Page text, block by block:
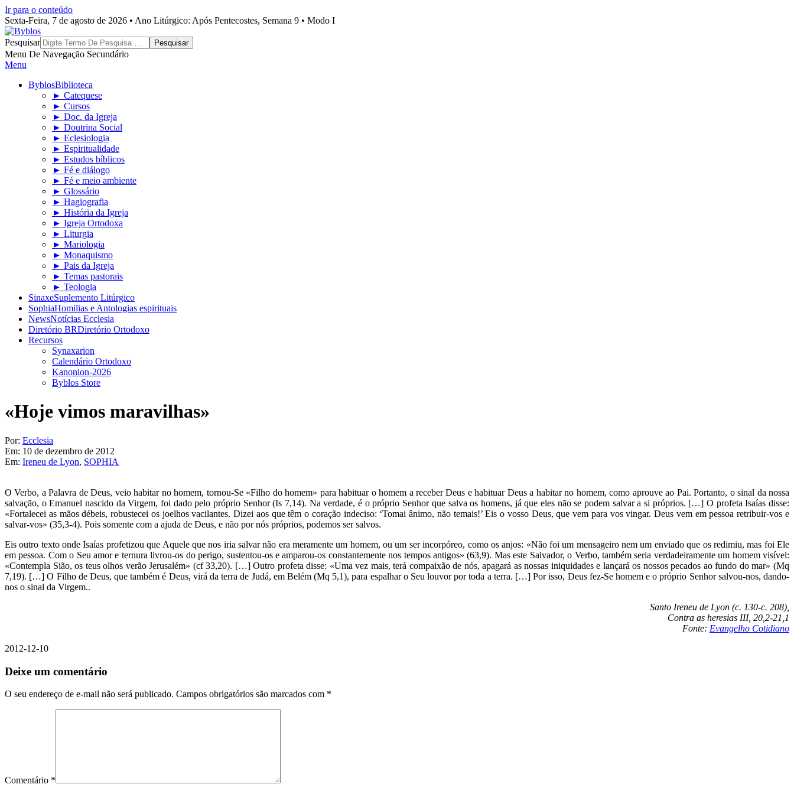
Ir para o conteúdo
Sexta-Feira, 7 de agosto de 2026 • Ano Litúrgico: Após Pentecostes, Semana 9 • Modo I
Byblos
Pesquisar
Menu De Navegação Secundário
Menu
ByblosBiblioteca
► Catequese
► Cursos
► Doc. da Igreja
► Doutrina Social
► Eclesiologia
► Espiritualidade
► Estudos bíblicos
► Fé e diálogo
► Fé e meio ambiente
► Glossário
► Hagiografia
► História da Igreja
► Igreja Ortodoxa
► Liturgia
► Mariologia
► Monaquismo
► Pais da Igreja
► Temas pastorais
► Teologia
SinaxeSuplemento Litúrgico
SophiaHomilias e Antologias espirituais
NewsNotícias Ecclesia
Diretório BRDiretório Ortodoxo
Recursos
Synaxarion
Calendário Ortodoxo
Kanonion-2026
Byblos Store
«Hoje vimos maravilhas»
Por: Ecclesia
Em: 10 de dezembro de 2012
Em: Ireneu de Lyon, SOPHIA
O Verbo, a Palavra de Deus, veio habitar no homem, tornou-Se «Filho do homem» para habituar o homem a receber Deus e habituar Deus a habitar no homem, como aprouve ao Pai. Portanto, o sinal da nossa
salvação, o Emanuel nascido da Virgem, foi dado pelo próprio Senhor (Is 7,14). Na verdade, é o próprio Senhor que salva os homens, já que eles não se podem salvar a si próprios. […] O profeta Isaías disse:
«Fortalecei as mãos débeis, robustecei os joelhos vacilantes. Dizei aos que têm o coração indeciso: ‘Tomai ânimo, não temais!’ Eis o vosso Deus, que vem para vos vingar. Deus vem em pessoa retribuir-vos e
salvar-vos» (35,3-4). Pois somente com a ajuda de Deus, e não por nós próprios, podemos ser salvos.
Eis outro texto onde Isaías profetizou que Aquele que nos iria salvar não era meramente um homem, ou um ser incorpóreo, como os anjos: «Não foi um mensageiro nem um enviado que os redimiu, mas foi Ele
em pessoa. Com o Seu amor e ternura livrou-os do perigo, sustentou-os e amparou-os constantemente nos tempos antigos» (63,9). Mas este Salvador, o Verbo, também seria verdadeiramente um homem visível:
«Contempla Sião, os teus olhos verão Jerusalém» (cf 33,20). […] Outro profeta disse: «Uma vez mais, terá compaixão de nós, apagará as nossas iniquidades e lançará os nossos pecados ao fundo do mar» (Mq
7,19). […] O Filho de Deus, que também é Deus, virá da terra de Judá, em Belém (Mq 5,1), para espalhar o Seu louvor por toda a terra. […] Por isso, Deus fez-Se homem e o próprio Senhor salvou-nos, dando-
nos o sinal da Virgem..
Santo Ireneu de Lyon (c. 130-c. 208),
Contra as heresias III, 20,2-21,1
Fonte: Evangelho Cotidiano
2012-12-10
Deixe um comentário
O seu endereço de e-mail não será publicado. Campos obrigatórios são marcados com *
Comentário *